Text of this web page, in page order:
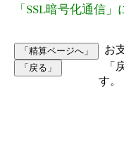
「SSL暗号化通信
お
「
す。